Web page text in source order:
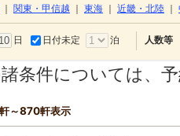
関東・甲信越 東海 近畿・北陸
日 日付未定 泊 人数等
条件については、
～870軒表示